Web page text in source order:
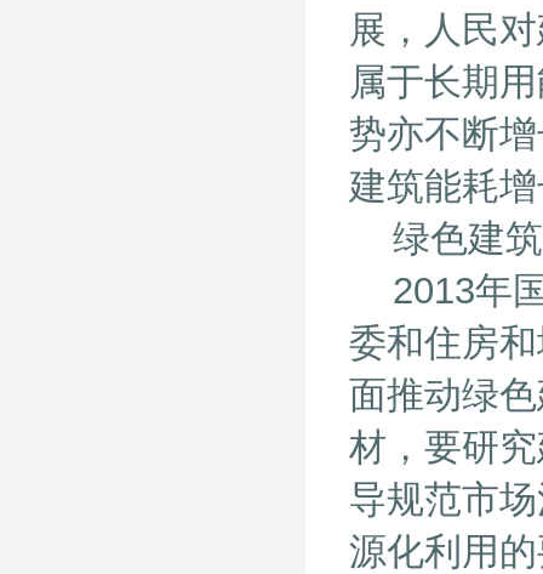
展，人民
属于长期
势亦不断
建筑能耗
绿色建筑
2013年
委和住房
面推动绿
材，要研
导规范市
源化利用